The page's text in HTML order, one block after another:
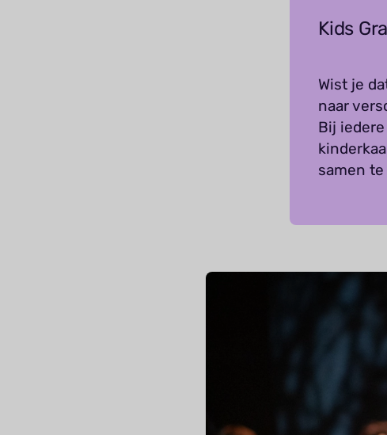
Kids
Wist je
naar
Bij
samen